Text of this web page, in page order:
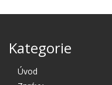
Kategorie
Úvod